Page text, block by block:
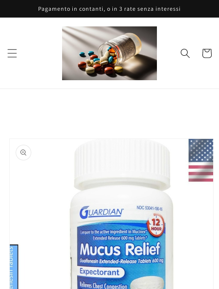
direttamente
ai contenuti
Pagamento in contanti, o in 3 rate senza interessi
Carrello
informazioni
sul prodotto